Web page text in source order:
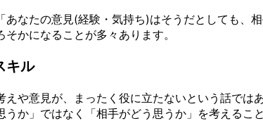
あなたの意見(経験・気持ち)はそうだとしても、
かになることが多々あります。
キル
えや意見が、まったく役に立たないという話では
うか」ではなく「相手がどう思うか」を考えること